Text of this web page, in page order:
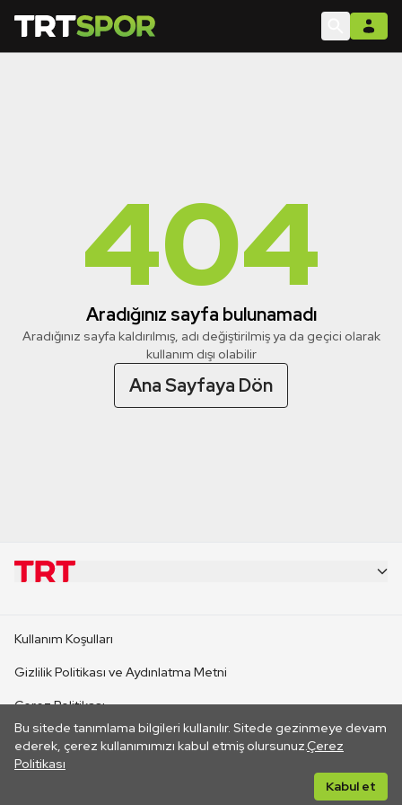
404
Aradığınız sayfa bulunamadı
Aradığınız sayfa kaldırılmış, adı değiştirilmiş ya da geçici olarak
kullanım dışı olabilir
Ana Sayfaya Dön
Bu sitede tanımlama bilgileri kullanılır. Sitede gezinmeye devam
ederek, çerez kullanımımızı kabul etmiş olursunuz.Çerez
Politikası
Kabul et
CANLI YAYINLAR
Kullanım Koşulları
Gizlilik Politikası ve Aydınlatma Metni
Çerez Politikası
İletişim
Her hakkı saklıdır. ©2026 TRT. Bağlantı yoluyla gidilen dış